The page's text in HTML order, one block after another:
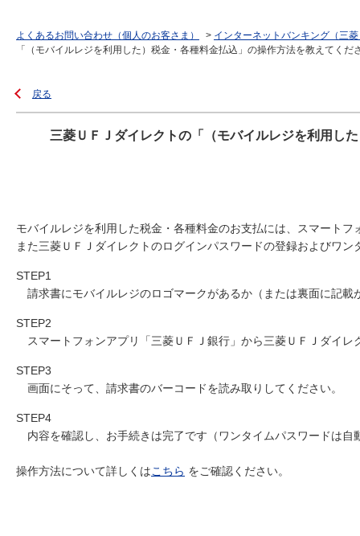
よくあるお問い合わせ（個人のお客さま） > インターネットバンキング（三
「（モバイルレジを利用した）税金・各種料金払込」の操作方法を教えてくだ
戻る
三菱ＵＦＪダイレクトの「（モバイルレジを利用し
モバイルレジを利用した税金・各種料金のお支払には、スマート
また三菱ＵＦＪダイレクトのログインパスワードの登録およびワ
STEP1
請求書にモバイルレジのロゴマークがあるか（または裏面に記
STEP2
スマートフォンアプリ「三菱ＵＦＪ銀行」から三菱ＵＦＪダイ
STEP3
画面にそって、請求書のバーコードを読み取りしてください。
STEP4
内容を確認し、お手続きは完了です（ワンタイムパスワードは自
操作方法について詳しくはこちら をご確認ください。